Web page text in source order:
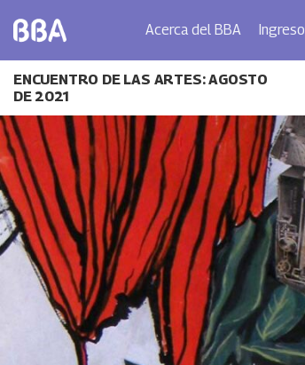
Acerca del BBA Ingreso
ENCUENTRO DE LAS ARTES: AGOSTO
DE 2021